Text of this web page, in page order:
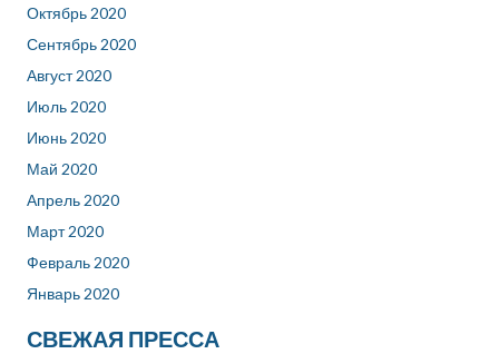
Октябрь 2020
Сентябрь 2020
Август 2020
Июль 2020
Июнь 2020
Май 2020
Апрель 2020
Март 2020
Февраль 2020
Январь 2020
СВЕЖАЯ ПРЕССА